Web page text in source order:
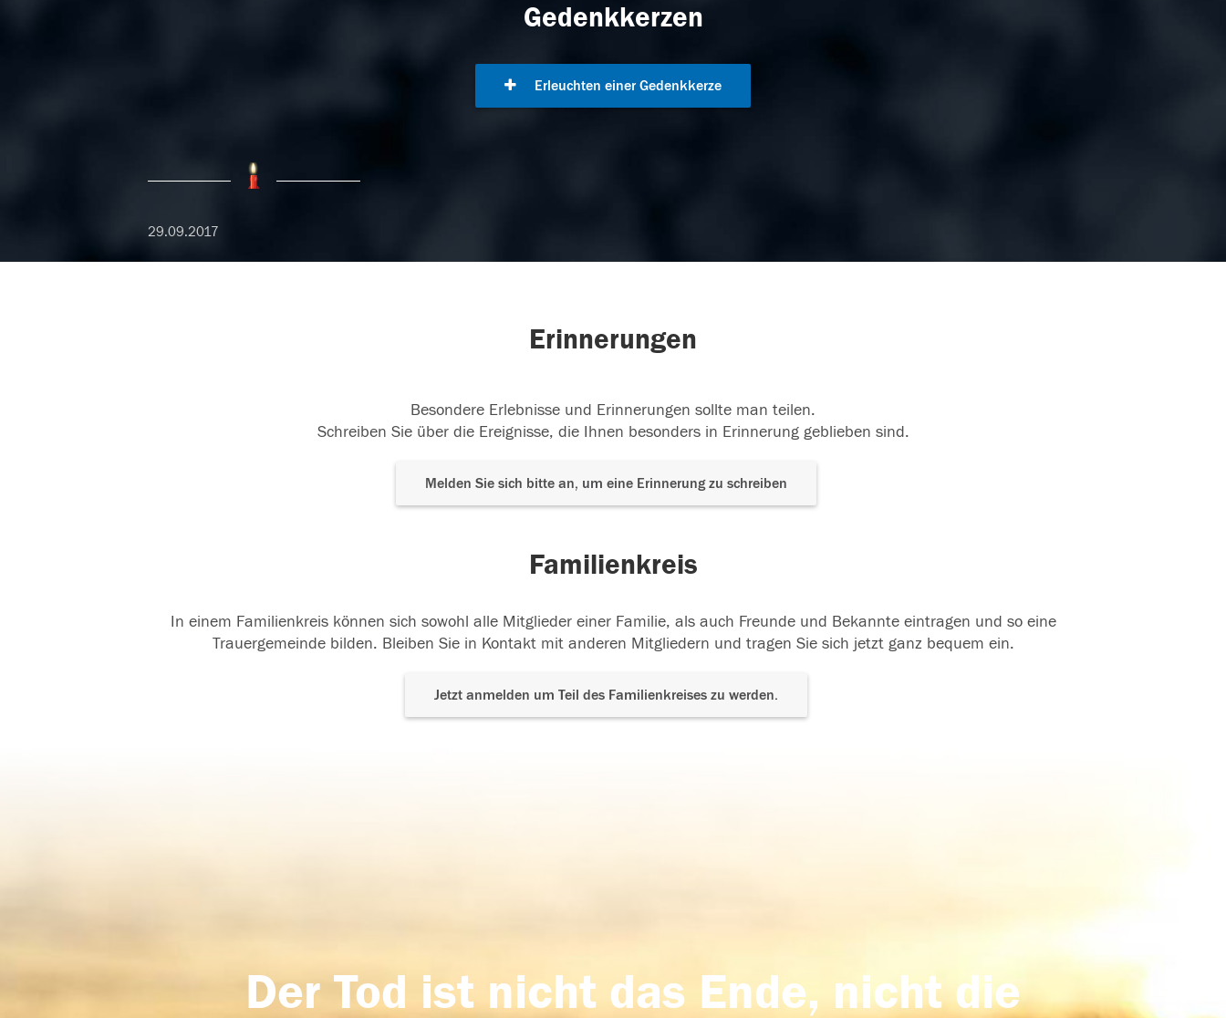
Gedenkkerzen
Erleuchten einer Gedenkkerze
29.09.2017
Erinnerungen
Besondere Erlebnisse und Erinnerungen sollte man teilen.
Schreiben Sie über die Ereignisse, die Ihnen besonders in Erinnerung geblieben sind.
Melden Sie sich bitte an, um eine Erinnerung zu schreiben
Familienkreis
In einem Familienkreis können sich sowohl alle Mitglieder einer Familie, als auch Freunde und Bekannte eintragen und so eine
Trauergemeinde bilden. Bleiben Sie in Kontakt mit anderen Mitgliedern und tragen Sie sich jetzt ganz bequem ein.
Jetzt anmelden um Teil des Familienkreises zu werden.
Der Tod ist nicht das Ende, nicht die